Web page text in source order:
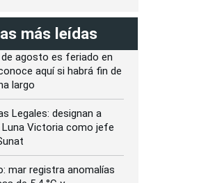
más leídas
agosto es feriado en
aquí si habrá fin de
largo
Legales: designan a
Luna Victoria como jefe
mar registra anomalías